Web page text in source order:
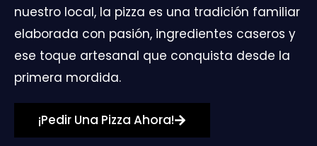
nuestro local, la pizza es una tradición familiar
elaborada con pasión, ingredientes caseros y
ese toque artesanal que conquista desde la
primera mordida.
¡Pedir Una Pizza Ahora!